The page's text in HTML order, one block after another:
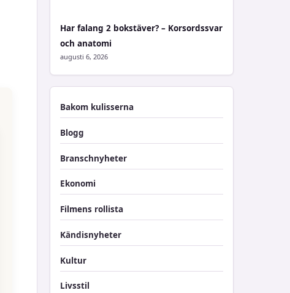
Har falang 2 bokstäver? – Korsordssvar
och anatomi
augusti 6, 2026
Bakom kulisserna
Blogg
Branschnyheter
Ekonomi
Filmens rollista
Kändisnyheter
Kultur
Livsstil